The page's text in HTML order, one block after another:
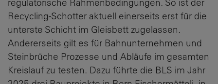
Recycling-Schotter aktuell einerseits erst für die
unterste Schicht im Gleisbett zugelassen.
Andererseits gilt es für Bahnunternehmen und
Steinbrüche Prozesse und Abläufe im gesamten
Kreislauf zu testen. Dazu führte die BLS im Jahr